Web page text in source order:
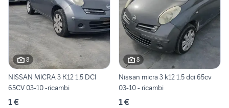
8
NISSAN MICRA 3 K12 1.5 DCI
65CV 03-10 -ricambi
1 €
8
Nissan micra 3 k12 1.5 dci 65cv
03-10 - ricambi
1 €